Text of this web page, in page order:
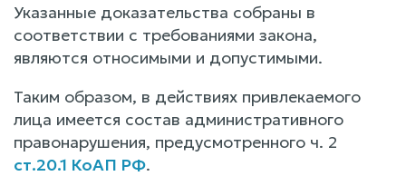
Указанные доказательства собраны в
соответствии с требованиями закона,
являются относимыми и допустимыми.
Таким образом, в действиях привлекаемого
лица имеется состав административного
правонарушения, предусмотренного ч. 2
ст.20.1 КоАП РФ.